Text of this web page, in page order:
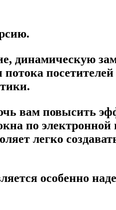
динамическую
вам повысить
по электронной
легко
особенно